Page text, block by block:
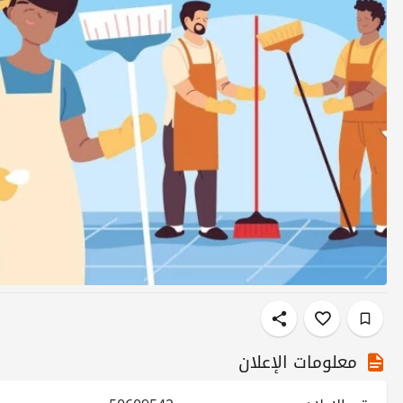
معلومات الإعلان